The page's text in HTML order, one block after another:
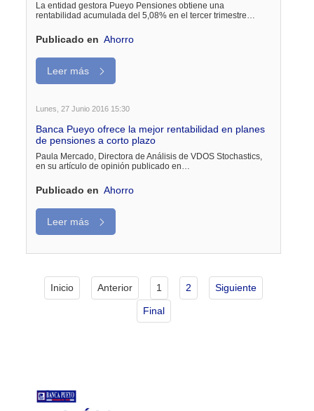
La entidad gestora Pueyo Pensiones obtiene una
rentabilidad acumulada del 5,08% en el tercer trimestre…
Publicado en Ahorro
Leer más
Lunes, 27 Junio 2016 15:30
Banca Pueyo ofrece la mejor rentabilidad en planes
de pensiones a corto plazo
Paula Mercado, Directora de Análisis de VDOS Stochastics,
en su artículo de opinión publicado en…
Publicado en Ahorro
Leer más
Inicio Anterior 1 2 Siguiente
Final